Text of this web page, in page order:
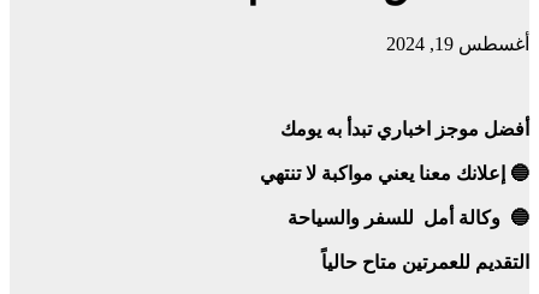
أغسطس 19, 2024
أفضل موجز اخباري تبدأ به يومك
🔵 إعلانك معنا يعني مواكبة لا تنتهي
🔵 وكالة أمل للسفر والسياحة
التقديم للعمرتين متاح حالياً